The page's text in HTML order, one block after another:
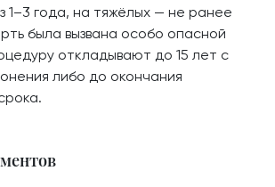
1–3 года, на тяжёлых — не ранее
была вызвана особо опасной
откладывают до 15 лет с
либо до окончания